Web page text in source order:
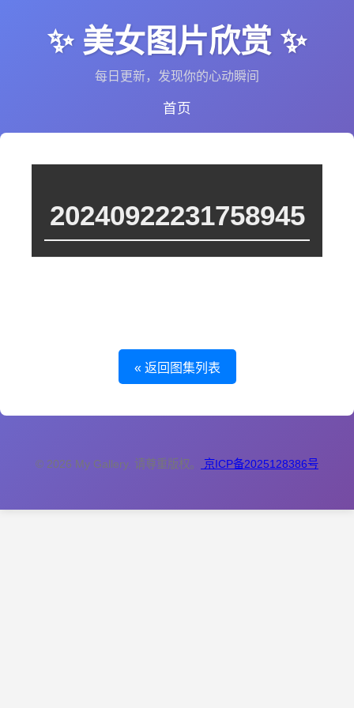
✨ 美女图片欣赏 ✨
每日更新，发现你的心动瞬间
首页
20240922231758945
« 返回图集列表
© 2026 My Gallery. 请尊重版权。 京ICP备2025128386号